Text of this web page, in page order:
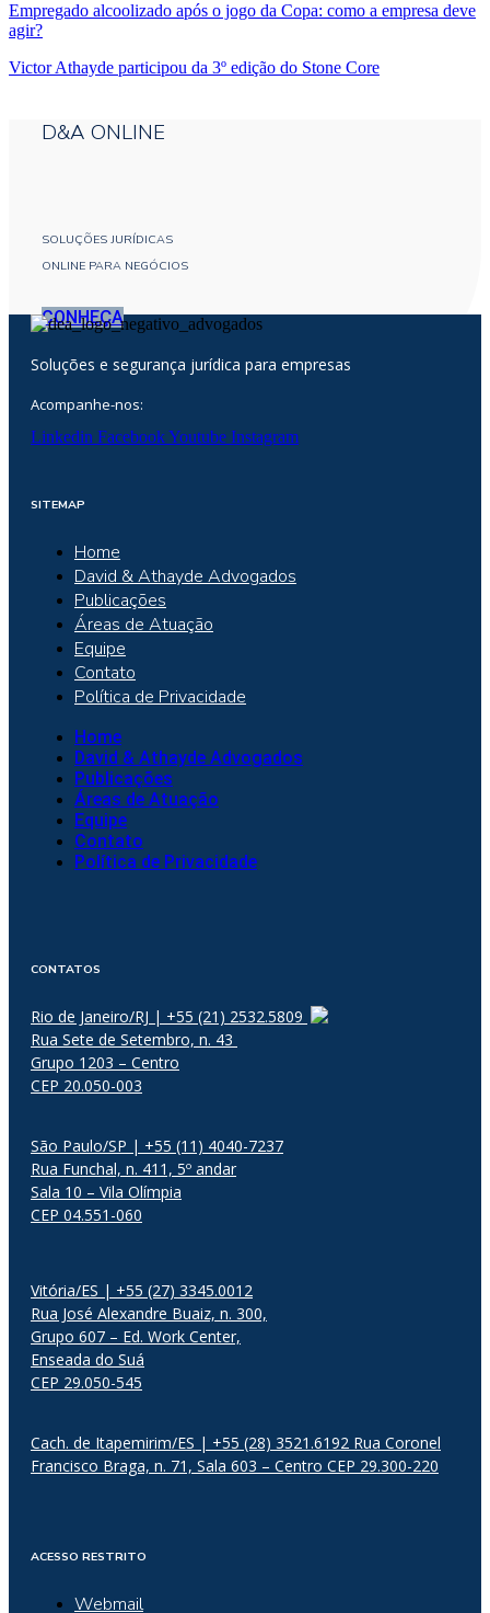
Empregado alcoolizado após o jogo da Copa: como a empresa deve
agir?
Victor Athayde participou da 3º edição do Stone Core
D&A ONLINE
SOLUÇÕES JURÍDICAS
ONLINE PARA NEGÓCIOS
CONHEÇA
Soluções e segurança jurídica para empresas
Acompanhe-nos:
Linkedin FacebookYoutube Instagram
SITEMAP
Home
David & Athayde Advogados
Publicações
Áreas de Atuação
Equipe
Contato
Política de Privacidade
Home
David & Athayde Advogados
Publicações
Áreas de Atuação
Equipe
Contato
Política de Privacidade
CONTATOS
Rio de Janeiro/RJ | +55 (21) 2532.5809
Rua Sete de Setembro, n. 43
Grupo 1203 – Centro
CEP 20.050-003
São Paulo/SP | +55 (11) 4040-7237
Rua Funchal, n. 411, 5º andar
Sala 10 – Vila Olímpia
CEP 04.551-060
Vitória/ES | +55 (27) 3345.0012
Rua José Alexandre Buaiz, n. 300,
Grupo 607 – Ed. Work Center,
Enseada do Suá
CEP 29.050-545
Cach. de Itapemirim/ES | +55 (28) 3521.6192 Rua Coronel
Francisco Braga, n. 71, Sala 603 – Centro CEP 29.300-220
ACESSO RESTRITO
Webmail